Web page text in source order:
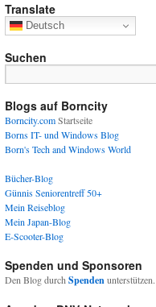
Translate
Deutsch
Suchen
Blogs auf Borncity
Borncity.comStartseite
Borns IT- und Windows Blog
Born's Tech and Windows World
Bücher-Blog
Günnis Seniorentreff 50+
Mein Reiseblog
Mein Japan-Blog
E-Scooter-Blog
Spenden und Sponsoren
Den Blog durchSpendenunterstützen.